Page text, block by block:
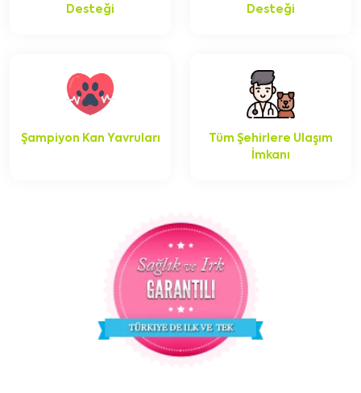
Desteği
Desteği
Şampiyon Kan Yavruları
Tüm Şehirlere Ulaşım
İmkanı